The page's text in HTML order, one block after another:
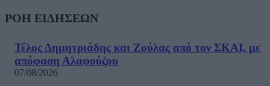
ΡΟΗ ΕΙΔΗΣΕΩΝ
Τέλος Δημητριάδης και Ζούλας από τον ΣΚΑΙ, με
απόφαση Αλαφούζου
07/08/2026